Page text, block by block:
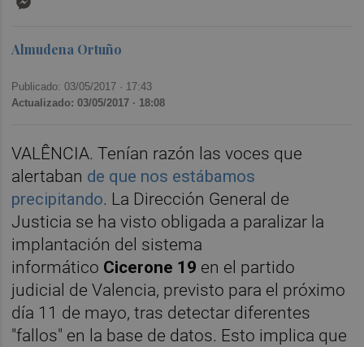
Almudena Ortuño
Publicado: 03/05/2017 · 17:43
Actualizado: 03/05/2017 · 18:08
VALÊNCIA. Tenían razón las voces que
alertaban de que nos estábamos
precipitando. La Dirección General de
Justicia se ha visto obligada a paralizar la
implantación del sistema
informático Cicerone 19 en el partido
judicial de Valencia, previsto para el próximo
día 11 de mayo, tras detectar diferentes
"fallos" en la base de datos. Esto implica que